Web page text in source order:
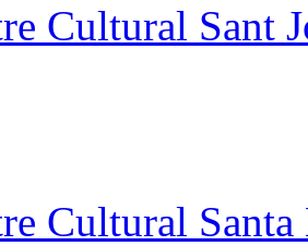
Cultural Sant
Cultural